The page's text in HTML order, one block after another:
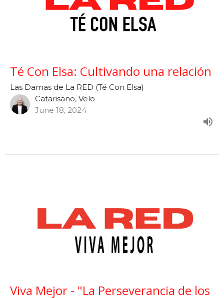
Té Con Elsa: Cultivando una relación
Las Damas de La RED (Té Con Elsa)
Catarisano, Velo
June 18, 2024
Viva Mejor - "La Perseverancia de los